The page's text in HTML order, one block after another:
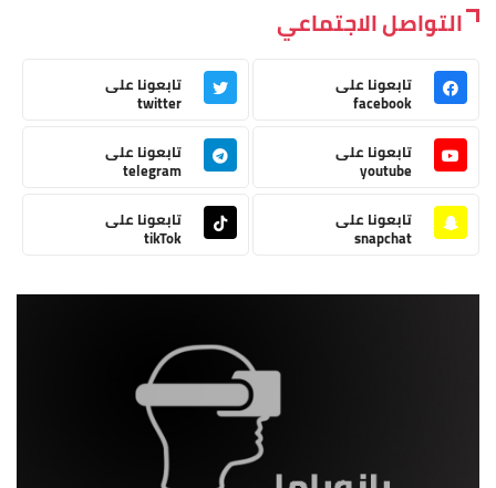
التواصل الاجتماعي
تابعونا على
facebook
تابعونا على
twitter
تابعونا على
youtube
تابعونا على
telegram
تابعونا على
snapchat
تابعونا على
tikTok